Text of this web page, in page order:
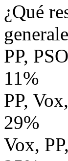
¿Qué
PP,
11%
PP,
29%
Vox,